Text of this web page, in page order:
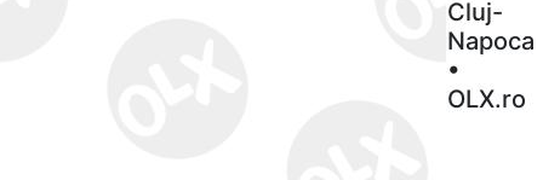
Cluj-
Napoca
•
OLX.ro